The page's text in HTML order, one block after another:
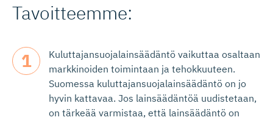
Tavoitteemme:
Kuluttajansuojalainsäädäntö vaikuttaa osaltaan
markkinoiden toimintaan ja tehokkuuteen.
Suomessa kuluttajansuojalainsäädäntö on jo
hyvin kattavaa. Jos lainsäädäntöä uudistetaan,
on tärkeää varmistaa, että lainsäädäntö on